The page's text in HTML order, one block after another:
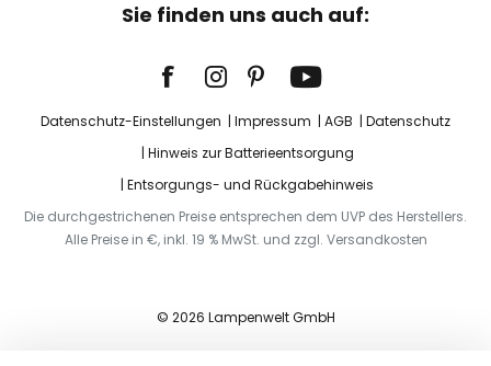
Sie finden uns auch auf:
Datenschutz-Einstellungen Impressum AGB
Datenschutz
Hinweis zur Batterieentsorgung
Entsorgungs- und Rückgabehinweis
Die durchgestrichenen Preise entsprechen dem UVP des Herstellers.
Alle Preise in €, inkl. 19 % MwSt. und zzgl. Versandkosten
© 2026 Lampenwelt GmbH